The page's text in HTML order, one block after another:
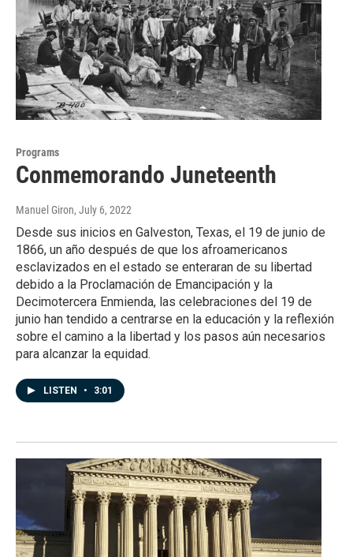
Programs
Conmemorando Juneteenth
Manuel Giron, July 6, 2022
Desde sus inicios en Galveston, Texas, el 19 de junio de
1866, un año después de que los afroamericanos
esclavizados en el estado se enteraran de su libertad
debido a la Proclamación de Emancipación y la
Decimotercera Enmienda, las celebraciones del 19 de
junio han tendido a centrarse en la educación y la reflexión
sobre el camino a la libertad y los pasos aún necesarios
para alcanzar la equidad.
LISTEN • 3:01